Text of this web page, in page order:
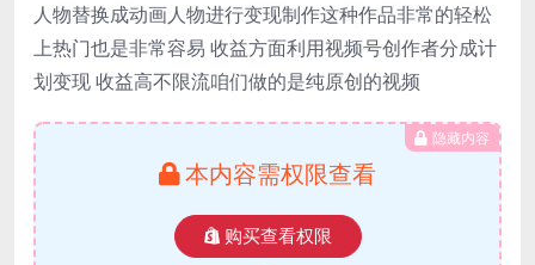
人物替换成动画人物进行变现制作这种作品非常的轻松
上热门也是非常容易 收益方面利用视频号创作者分成计
划变现 收益高不限流咱们做的是纯原创的视频
隐藏内容
本内容需权限查看
购买查看权限